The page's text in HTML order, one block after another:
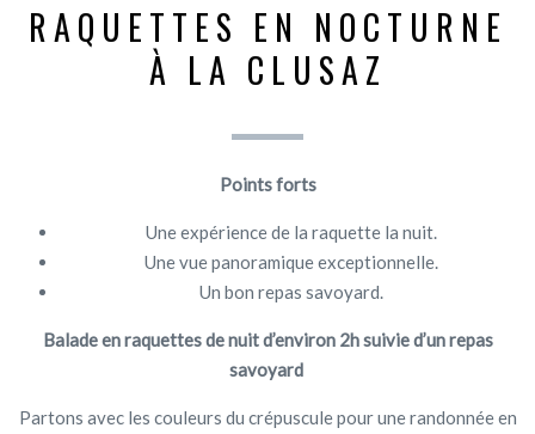
RAQUETTES EN NOCTURNE
À LA CLUSAZ
Points forts
Une expérience de la raquette la nuit.
Une vue panoramique exceptionnelle.
Un bon repas savoyard.
Balade en raquettes de nuit d’environ 2h suivie d’un repas
savoyard
Partons avec les couleurs du crépuscule pour une randonnée en